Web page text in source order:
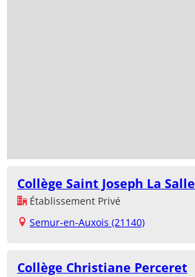
Collège Saint Joseph La Salle
Établissement Privé
Semur-en-Auxois (21140)
Collège Christiane Perceret